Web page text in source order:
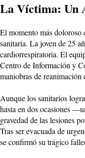
La Víctima: Un
El momento más doloroso
sanitaria. La joven de 25
cardiorrespiratoria. El
Centro de Información y
maniobras de
Aunque los sanitarios
hasta en dos ocasiones
gravedad de las lesiones
Tras ser evacuada de
se confirmó su trágico